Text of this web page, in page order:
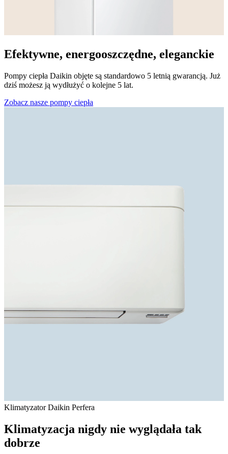
Efektywne, energooszczędne, eleganckie
Pompy ciepła Daikin objęte są standardowo 5 letnią gwarancją. Już
dziś możesz ją wydłużyć o kolejne 5 lat.
Zobacz nasze pompy ciepła
Klimatyzator Daikin Perfera
Klimatyzacja nigdy nie wyglądała tak
dobrze